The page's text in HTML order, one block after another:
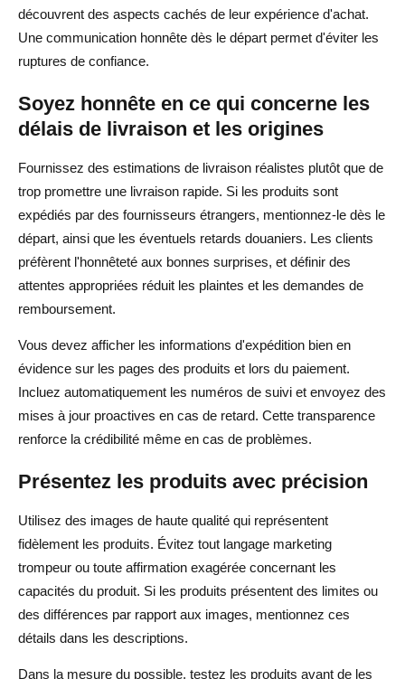
découvrent des aspects cachés de leur expérience d'achat.
Une communication honnête dès le départ permet d'éviter les
ruptures de confiance.
Soyez honnête en ce qui concerne les
délais de livraison et les origines
Fournissez des estimations de livraison réalistes plutôt que de
trop promettre une livraison rapide. Si les produits sont
expédiés par des fournisseurs étrangers, mentionnez-le dès le
départ, ainsi que les éventuels retards douaniers. Les clients
préfèrent l'honnêteté aux bonnes surprises, et définir des
attentes appropriées réduit les plaintes et les demandes de
remboursement.
Vous devez afficher les informations d'expédition bien en
évidence sur les pages des produits et lors du paiement.
Incluez automatiquement les numéros de suivi et envoyez des
mises à jour proactives en cas de retard. Cette transparence
renforce la crédibilité même en cas de problèmes.
Présentez les produits avec précision
Utilisez des images de haute qualité qui représentent
fidèlement les produits. Évitez tout langage marketing
trompeur ou toute affirmation exagérée concernant les
capacités du produit. Si les produits présentent des limites ou
des différences par rapport aux images, mentionnez ces
détails dans les descriptions.
Dans la mesure du possible, testez les produits avant de les